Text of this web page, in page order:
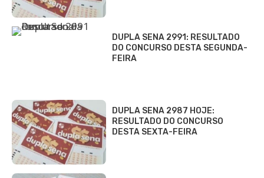
DUPLA SENA 2991: RESULTADO
DO CONCURSO DESTA SEGUNDA-
FEIRA
DUPLA SENA 2987 HOJE:
RESULTADO DO CONCURSO
DESTA SEXTA-FEIRA